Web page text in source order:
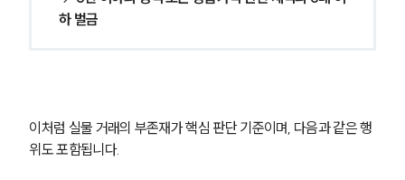
하 벌금
이처럼 실물 거래의 부존재가 핵심 판단 기준이며, 다음과 같은 행
위도 포함됩니다.